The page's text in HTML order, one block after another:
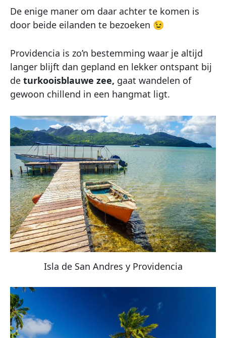
De enige maner om daar achter te komen is
door beide eilanden te bezoeken 😉
Providencia is zo’n bestemming waar je altijd
langer blijft dan gepland en lekker ontspant bij
de turkooisblauwe zee, gaat wandelen of
gewoon chillend in een hangmat ligt.
Isla de San Andres y Providencia